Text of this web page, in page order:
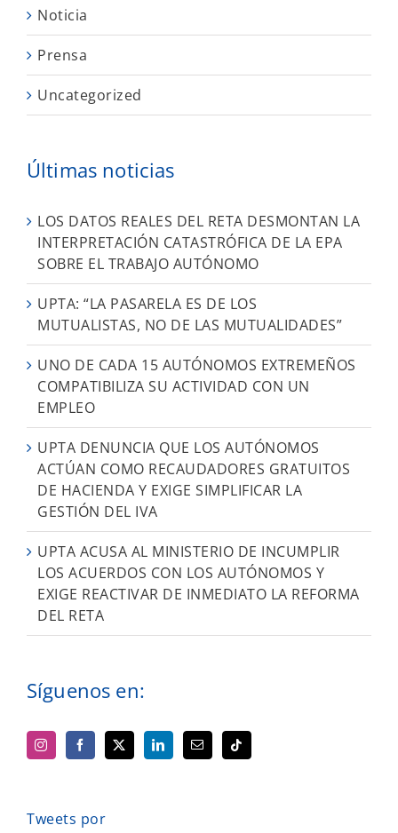
Noticia
Prensa
Uncategorized
Últimas noticias
LOS DATOS REALES DEL RETA DESMONTAN LA
INTERPRETACIÓN CATASTRÓFICA DE LA EPA
SOBRE EL TRABAJO AUTÓNOMO
UPTA: “LA PASARELA ES DE LOS
MUTUALISTAS, NO DE LAS MUTUALIDADES”
UNO DE CADA 15 AUTÓNOMOS EXTREMEÑOS
COMPATIBILIZA SU ACTIVIDAD CON UN
EMPLEO
UPTA DENUNCIA QUE LOS AUTÓNOMOS
ACTÚAN COMO RECAUDADORES GRATUITOS
DE HACIENDA Y EXIGE SIMPLIFICAR LA
GESTIÓN DEL IVA
UPTA ACUSA AL MINISTERIO DE INCUMPLIR
LOS ACUERDOS CON LOS AUTÓNOMOS Y
EXIGE REACTIVAR DE INMEDIATO LA REFORMA
DEL RETA
Síguenos en:
Tweets por